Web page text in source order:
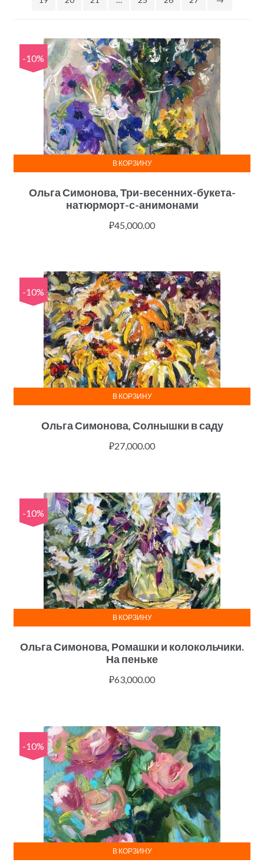
-10%
Ольга Симонова, Три-весенних-букета-
натюрморт-с-анимонами
₽45,000.00
В КОРЗИНУ
-10%
Ольга Симонова, Солнышки в саду
₽27,000.00
В КОРЗИНУ
-10%
Ольга Симонова, Ромашки и колокольчики.
На пеньке
₽63,000.00
В КОРЗИНУ
-10%
В КОРЗИНУ